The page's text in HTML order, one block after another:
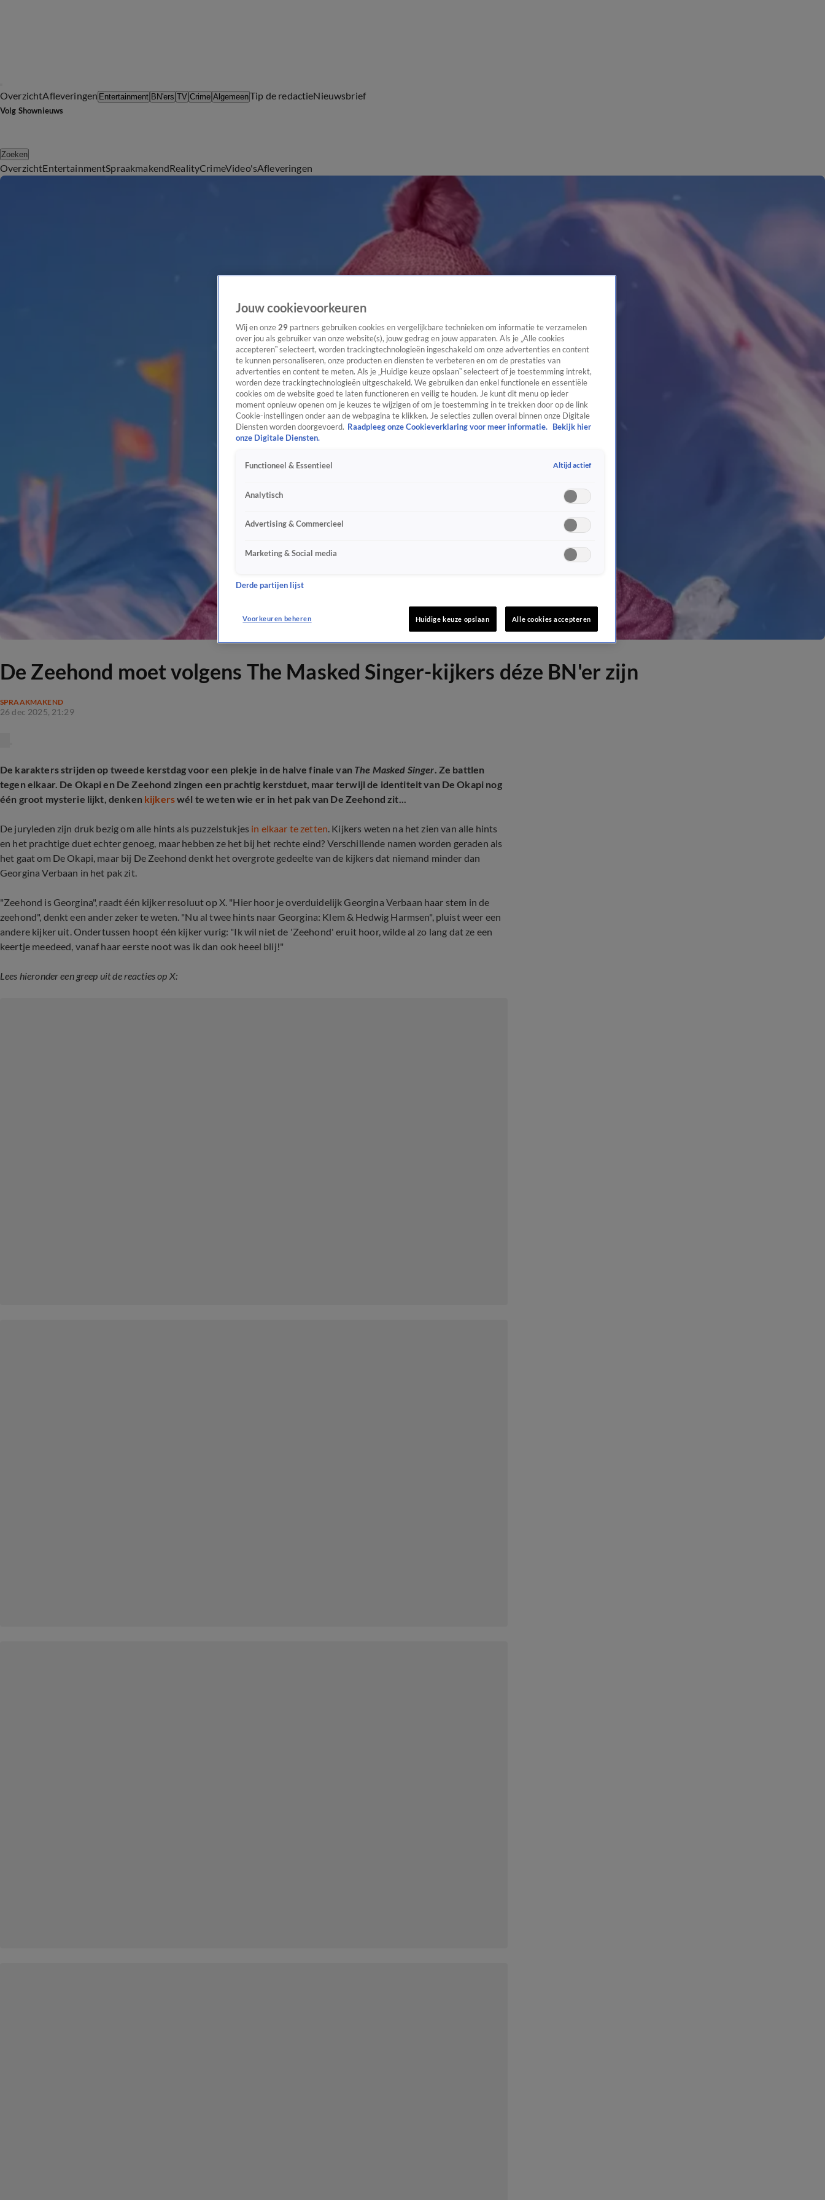
OverzichtAfleveringen Entertainment BN'ers TV Crime AlgemeenTip de redactieNieuwsbrief
Volg Shownieuws
Zoeken
OverzichtEntertainmentSpraakmakendRealityCrimeVideo'sAfleveringen
De Zeehond moet volgens The Masked Singer-kijkers déze BN'er zijn
SPRAAKMAKEND
26 dec 2025, 21:29
De karakters strijden op tweede kerstdag voor een plekje in de halve finale van The Masked Singer. Ze battlen
tegen elkaar. De Okapi en De Zeehond zingen een prachtig kerstduet, maar terwijl de identiteit van De Okapi nog
één groot mysterie lijkt, denken kijkerswél te weten wie er in het pak van De Zeehond zit...
De juryleden zijn druk bezig om alle hints als puzzelstukjes in elkaar te zetten. Kijkers weten na het zien van alle hints
en het prachtige duet echter genoeg, maar hebben ze het bij het rechte eind? Verschillende namen worden geraden als
het gaat om De Okapi, maar bij De Zeehond denkt het overgrote gedeelte van de kijkers dat niemand minder dan
Georgina Verbaan in het pak zit.
"Zeehond is Georgina", raadt één kijker resoluut op X. "Hier hoor je overduidelijk Georgina Verbaan haar stem in de
zeehond", denkt een ander zeker te weten. "Nu al twee hints naar Georgina: Klem & Hedwig Harmsen", pluist weer een
andere kijker uit. Ondertussen hoopt één kijker vurig: "Ik wil niet de 'Zeehond' eruit hoor, wilde al zo lang dat ze een
keertje meedeed, vanaf haar eerste noot was ik dan ook heeel blij!"
Lees hieronder een greep uit de reacties op X:
Jouw cookievoorkeuren
Wij en onze 29 partners gebruiken cookies en vergelijkbare technieken om informatie te verzamelen
over jou als gebruiker van onze website(s), jouw gedrag en jouw apparaten. Als je „Alle cookies
accepteren” selecteert, worden trackingtechnologieën ingeschakeld om onze advertenties en content
te kunnen personaliseren, onze producten en diensten te verbeteren en om de prestaties van
advertenties en content te meten. Als je „Huidige keuze opslaan” selecteert of je toestemming intrekt,
worden deze trackingtechnologieën uitgeschakeld. We gebruiken dan enkel functionele en essentiële
cookies om de website goed te laten functioneren en veilig te houden. Je kunt dit menu op ieder
moment opnieuw openen om je keuzes te wijzigen of om je toestemming in te trekken door op de link
Cookie-instellingen onder aan de webpagina te klikken. Je selecties zullen overal binnen onze Digitale
Diensten worden doorgevoerd. Raadpleeg onze Cookieverklaring voor meer informatie.
Bekijk hier
onze Digitale Diensten.
Functioneel & Essentieel Altijd actief
Analytisch
Advertising & Commercieel
Marketing & Social media
Derde partijen lijst
Voorkeuren beheren Huidige keuze opslaan Alle cookies accepteren